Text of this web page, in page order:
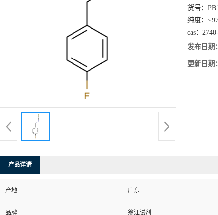
货号：
纯度：
cas：
发布日期
更新日期
产品详请
产地 广东
品牌 翁江试剂